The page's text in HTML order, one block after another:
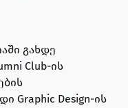
გახდე
Club-ის
Graphic Design-ის